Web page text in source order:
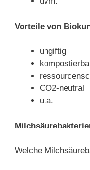
Vorteile von
ungiftig
CO2-neutral
u.a.
Welche